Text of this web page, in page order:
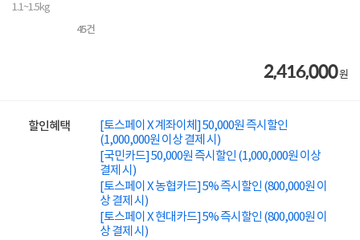
1.1~1.5kg
45건
2,416,000원
할인혜택
[토스페이 X 계좌이체] 50,000원 즉시할인
(1,000,000원 이상 결제 시)
[국민카드] 50,000원 즉시할인 (1,000,000원 이상
결제 시)
[토스페이 X 농협카드] 5% 즉시할인 (800,000원 이
상 결제 시)
[토스페이 X 현대카드] 5% 즉시할인 (800,000원 이
상 결제 시)